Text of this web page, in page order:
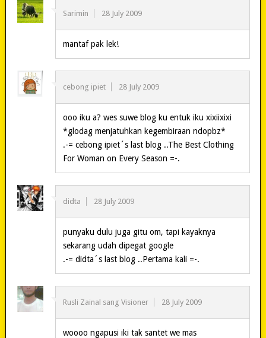
Sarimin 28 July 2009
mantaf pak lek!
cebong ipiet 28 July 2009
ooo iku a? wes suwe blog ku entuk iku xixiixixi
*glodag menjatuhkan kegembiraan ndopbz*
.-= cebong ipiet´s last blog ..The Best Clothing
For Woman on Every Season =-.
didta 28 July 2009
punyaku dulu juga gitu om, tapi kayaknya
sekarang udah dipegat google
.-= didta´s last blog ..Pertama kali =-.
Rusli Zainal sang Visioner 28 July 2009
woooo ngapusi iki tak santet we mas